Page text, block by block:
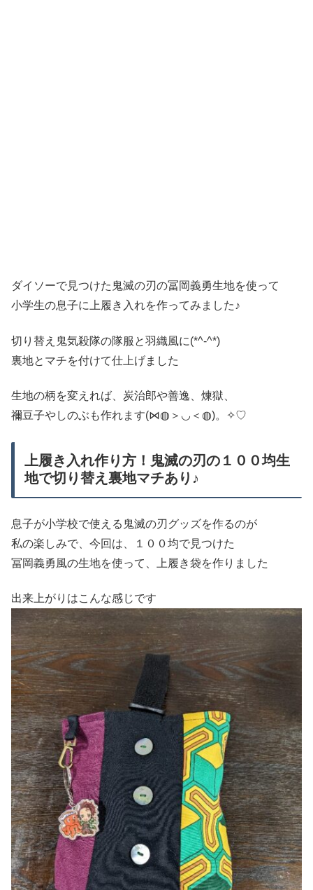
ダイソーで見つけた鬼滅の刃の冨岡義勇生地を使って
小学生の息子に上履き入れを作ってみました♪
切り替え鬼気殺隊の隊服と羽織風に(*^-^*)
裏地とマチを付けて仕上げました
生地の柄を変えれば、炭治郎や善逸、煉獄、
禰豆子やしのぶも作れます(⋈◍＞◡＜◍)。✧♡
上履き入れ作り方！鬼滅の刃の１００均生
地で切り替え裏地マチあり♪
息子が小学校で使える鬼滅の刃グッズを作るのが
私の楽しみで、今回は、１００均で見つけた
冨岡義勇風の生地を使って、上履き袋を作りました
出来上がりはこんな感じです